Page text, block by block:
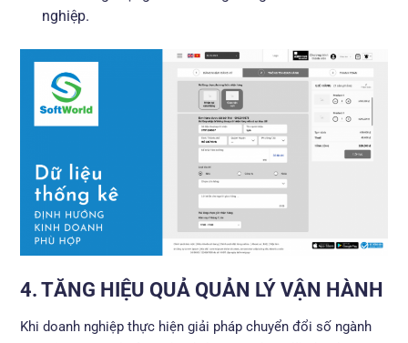
nghiệp.
4. TĂNG HIỆU QUẢ QUẢN LÝ VẬN HÀNH
Khi doanh nghiệp thực hiện giải pháp chuyển đổi số ngành